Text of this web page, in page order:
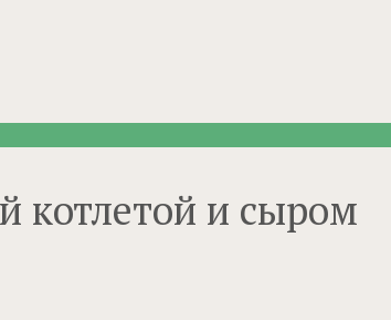
котлетой и сыром